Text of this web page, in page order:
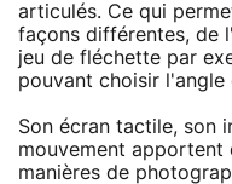
articulés. Ce qui
façons différentes, de
jeu de fléchette par
pouvant choisir l'angle
Son écran tactile, son
mouvement apportent
manières de